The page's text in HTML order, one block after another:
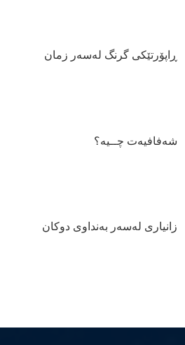
ڕاپۆرتێكی گرنگ لەسەر زمان
شەفافیەت چــیە؟
زانیاری لەسەر بەنداوی دوكان